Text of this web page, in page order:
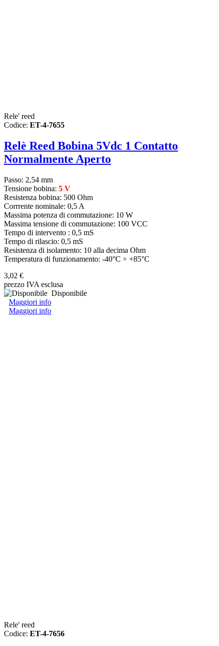
Rele' reed
Codice: ET-4-7655
Relè Reed Bobina 5Vdc 1 Contatto
Normalmente Aperto
Passo: 2,54 mm
Tensione bobina: 5 V
Resistenza bobina: 500 Ohm
Corrrente nominale: 0,5 A
Massima potenza di commutazione: 10 W
Massima tensione di commutazione: 100 VCC
Tempo di intervento : 0,5 mS
Tempo di rilascio: 0,5 mS
Resistenza di isolamento: 10 alla decima Ohm
Temperatura di funzionamento: -40°C ÷ +85°C
3,02 €
prezzo IVA esclusa
Disponibile
Maggiori info
Maggiori info
Rele' reed
Codice: ET-4-7656